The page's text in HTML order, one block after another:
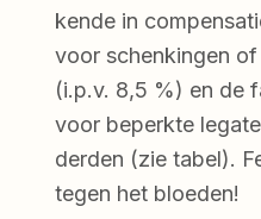
kende in
voor schenkingen of
(i.p.v. 8,5 %) en de
voor beperkte
derden (zie tabel).
tegen het bloeden!